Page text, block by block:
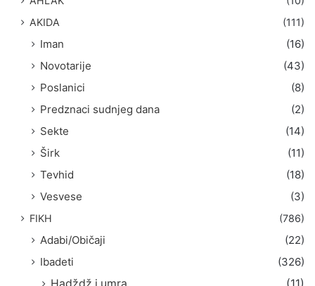
AKIDA
(111)
Iman
(16)
Novotarije
(43)
Poslanici
(8)
Predznaci sudnjeg dana
(2)
Sekte
(14)
Širk
(11)
Tevhid
(18)
Vesvese
(3)
FIKH (786)
Adabi/Običaji
(22)
Ibadeti
(326)